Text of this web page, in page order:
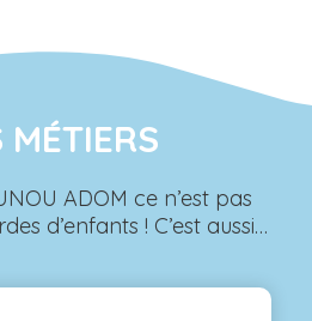
MÉTIERS
ADOM ce n’est pas
d’enfants ! C’est aussi…